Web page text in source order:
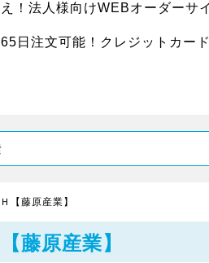
！法人様向けWEBオーダーサ
日注文可能！クレジットカー
【藤原産業】
藤原産業】